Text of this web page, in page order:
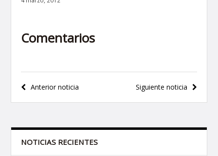
Comentarios
Navegación
de
Siguiente noticia
Anterior noticia
NOTICIAS RECIENTES